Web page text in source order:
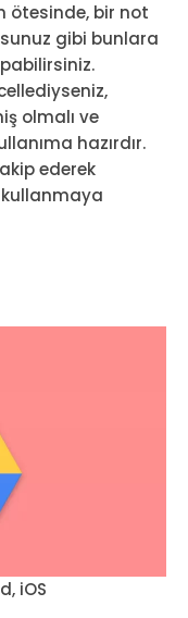
ötesinde, bir not
gibi bunlara
olmalı ve
hazırdır.
ederek
iOS